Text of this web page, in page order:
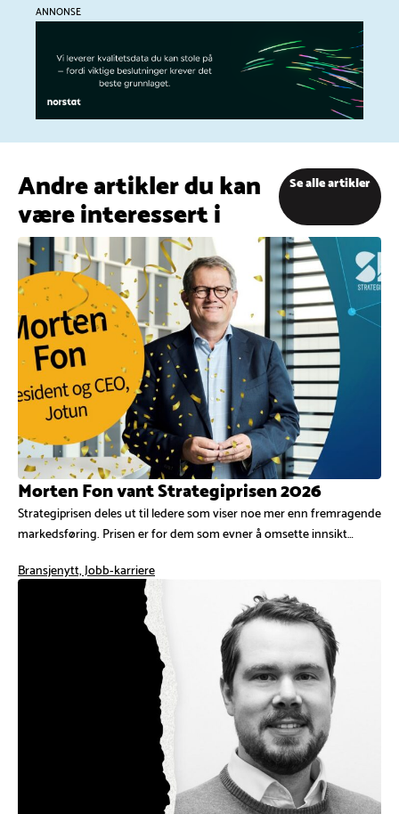
ANNONSE
Andre artikler du kan
være interessert i
Se alle artikler
Morten Fon vant Strategiprisen 2026
Strategiprisen deles ut til ledere som viser noe mer enn fremragende
markedsføring. Prisen er for dem som evner å omsette innsikt…
Bransjenytt, Jobb-karriere